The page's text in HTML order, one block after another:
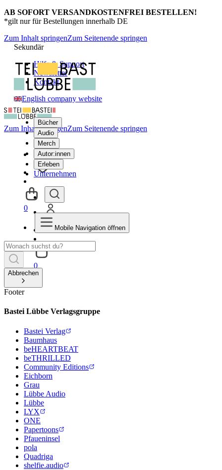
AB SOFORT VERSANDKOSTENFREI BESTELLEN!
*gilt nur für Bestellungen innerhalb DE
Zum Inhalt springenZum Seitenende springen
Sekundär
Hilfe & Support
Newsletter
Kontakt
English company website
Bücher
Audio
Merch
Autor:innen
Erleben
Unternehmen
0
Zum Inhalt springenZum Seitenende springen
0
Mobile Navigation öffnen
Abbrechen
Footer
Bastei Lübbe Verlagsgruppe
Bastei Verlag
Baumhaus
beHEARTBEAT
beTHRILLED
Community Editions
Eichborn
Grau
Lübbe Audio
Lübbe
LYX
ONE
Papertoons
Pfaueninsel
pola
Quadriga
shelfie.audio